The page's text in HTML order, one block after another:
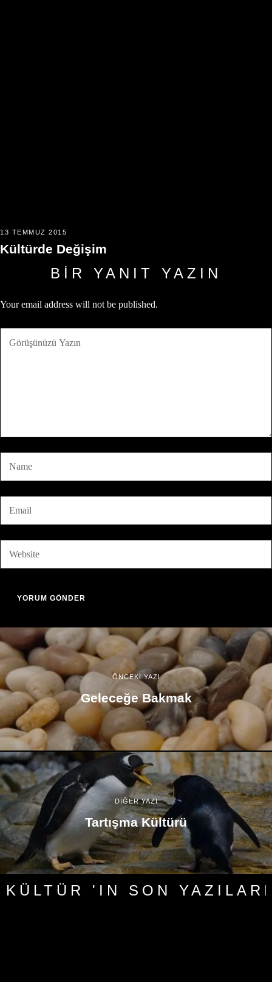
13 TEMMUZ 2015
Kültürde Değişim
BIR YANIT YAZIN
Your email address will not be published.
ÖNCEKİ YAZI
Geleceğe Bakmak
DİĞER YAZI
Tartışma Kültürü
KÜLTÜR 'IN SON YAZILARI